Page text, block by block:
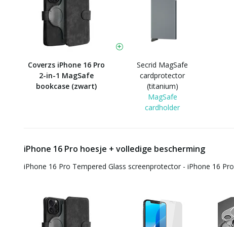
Coverzs iPhone 16 Pro
2-in-1 MagSafe
bookcase (zwart)
Secrid MagSafe
cardprotector
(titanium)
MagSafe
cardholder
iPhone 16 Pro hoesje + volledige bescherming
iPhone 16 Pro Tempered Glass screenprotector - iPhone 16 Pro